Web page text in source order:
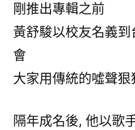
剛推出專輯之前
黃舒駿以校友名義
會
大家用傳統的噓聲
隔年成名後, 他以歌